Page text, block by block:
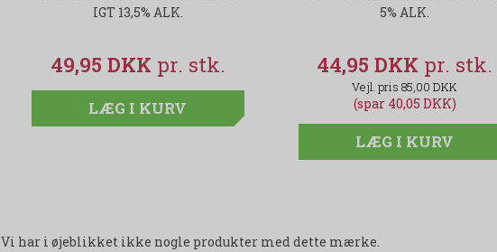
IGT 13,5% ALK.
49,95 DKK
LÆG I KURV
5% ALK.
44,95 DKK
85,00 DKK
(spar 40,05 DKK)
LÆG I KURV
5% ALK.
44,95 DKK
85,00 DKK
(spar 40,05 DKK)
LÆG I KURV
Vi har i øjeblikket ikke nogle produkter med dette mærke.